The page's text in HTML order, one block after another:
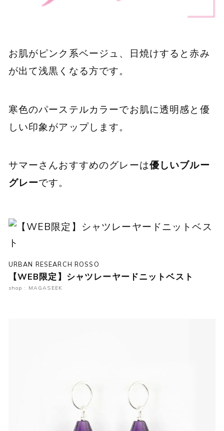
お肌がピンク系ベージュ、日焼けすると赤み
が出て浅黒くなる方です。
寒色のパーステルカラーでお肌に透明感と優
しい印象がアップします。
サマーさんおすすめのグレーは優しいブルー
グレーです。
URBAN RESEARCH ROSSO
【WEB限定】シャツレーヤードニットベスト
shop : MAGASEEK